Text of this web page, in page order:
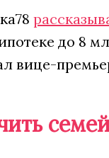
до 8
вице-